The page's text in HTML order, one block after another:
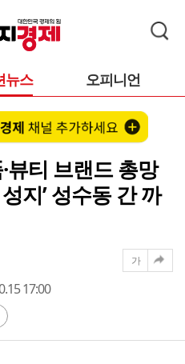
뉴스 오피니언
뷰티 브랜드 총망
지’ 성수동 간 까
17:00
가